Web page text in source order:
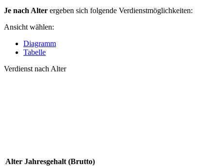
Je nach Alter ergeben sich folgende Verdienstmöglichkeiten:
Ansicht wählen:
Diagramm
Tabelle
Verdienst nach Alter
Alter Jahresgehalt (Brutto)